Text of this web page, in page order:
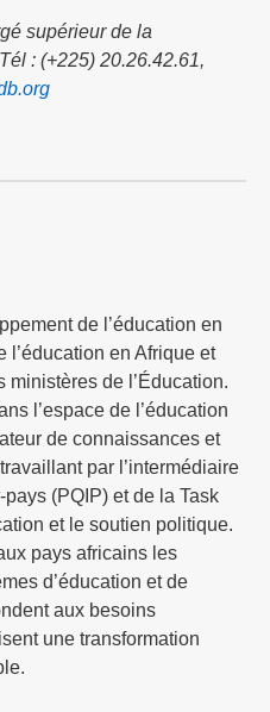
supérieur de la
: (+225) 20.26.42.61,
de l’éducation en
l’éducation en Afrique et
ministères de l’Éducation.
l’espace de l’éducation
de connaissances et
par l’intermédiaire
(PQIP) et de la Task
et le soutien politique.
pays africains les
d’éducation et de
aux besoins
une transformation